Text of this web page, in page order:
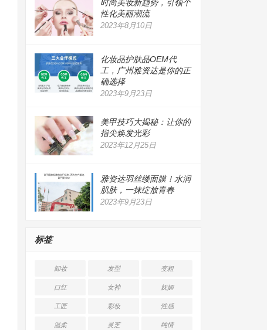
时尚美妆新趋势，引领个
性化美丽潮流
2023年8月10日
化妆品护肤品OEM代
工，广州雅资达是你的正
确选择
2023年9月23日
美甲技巧大揭秘：让你的
指尖焕发光彩
2023年12月25日
雅资达羽丝缕面膜！水润
肌肤，一抹绽放青春
2023年9月23日
标签
卸妆 发型 变粗
口红 女神 妩媚
工匠 彩妆 性感
温柔 灵芝 纯情